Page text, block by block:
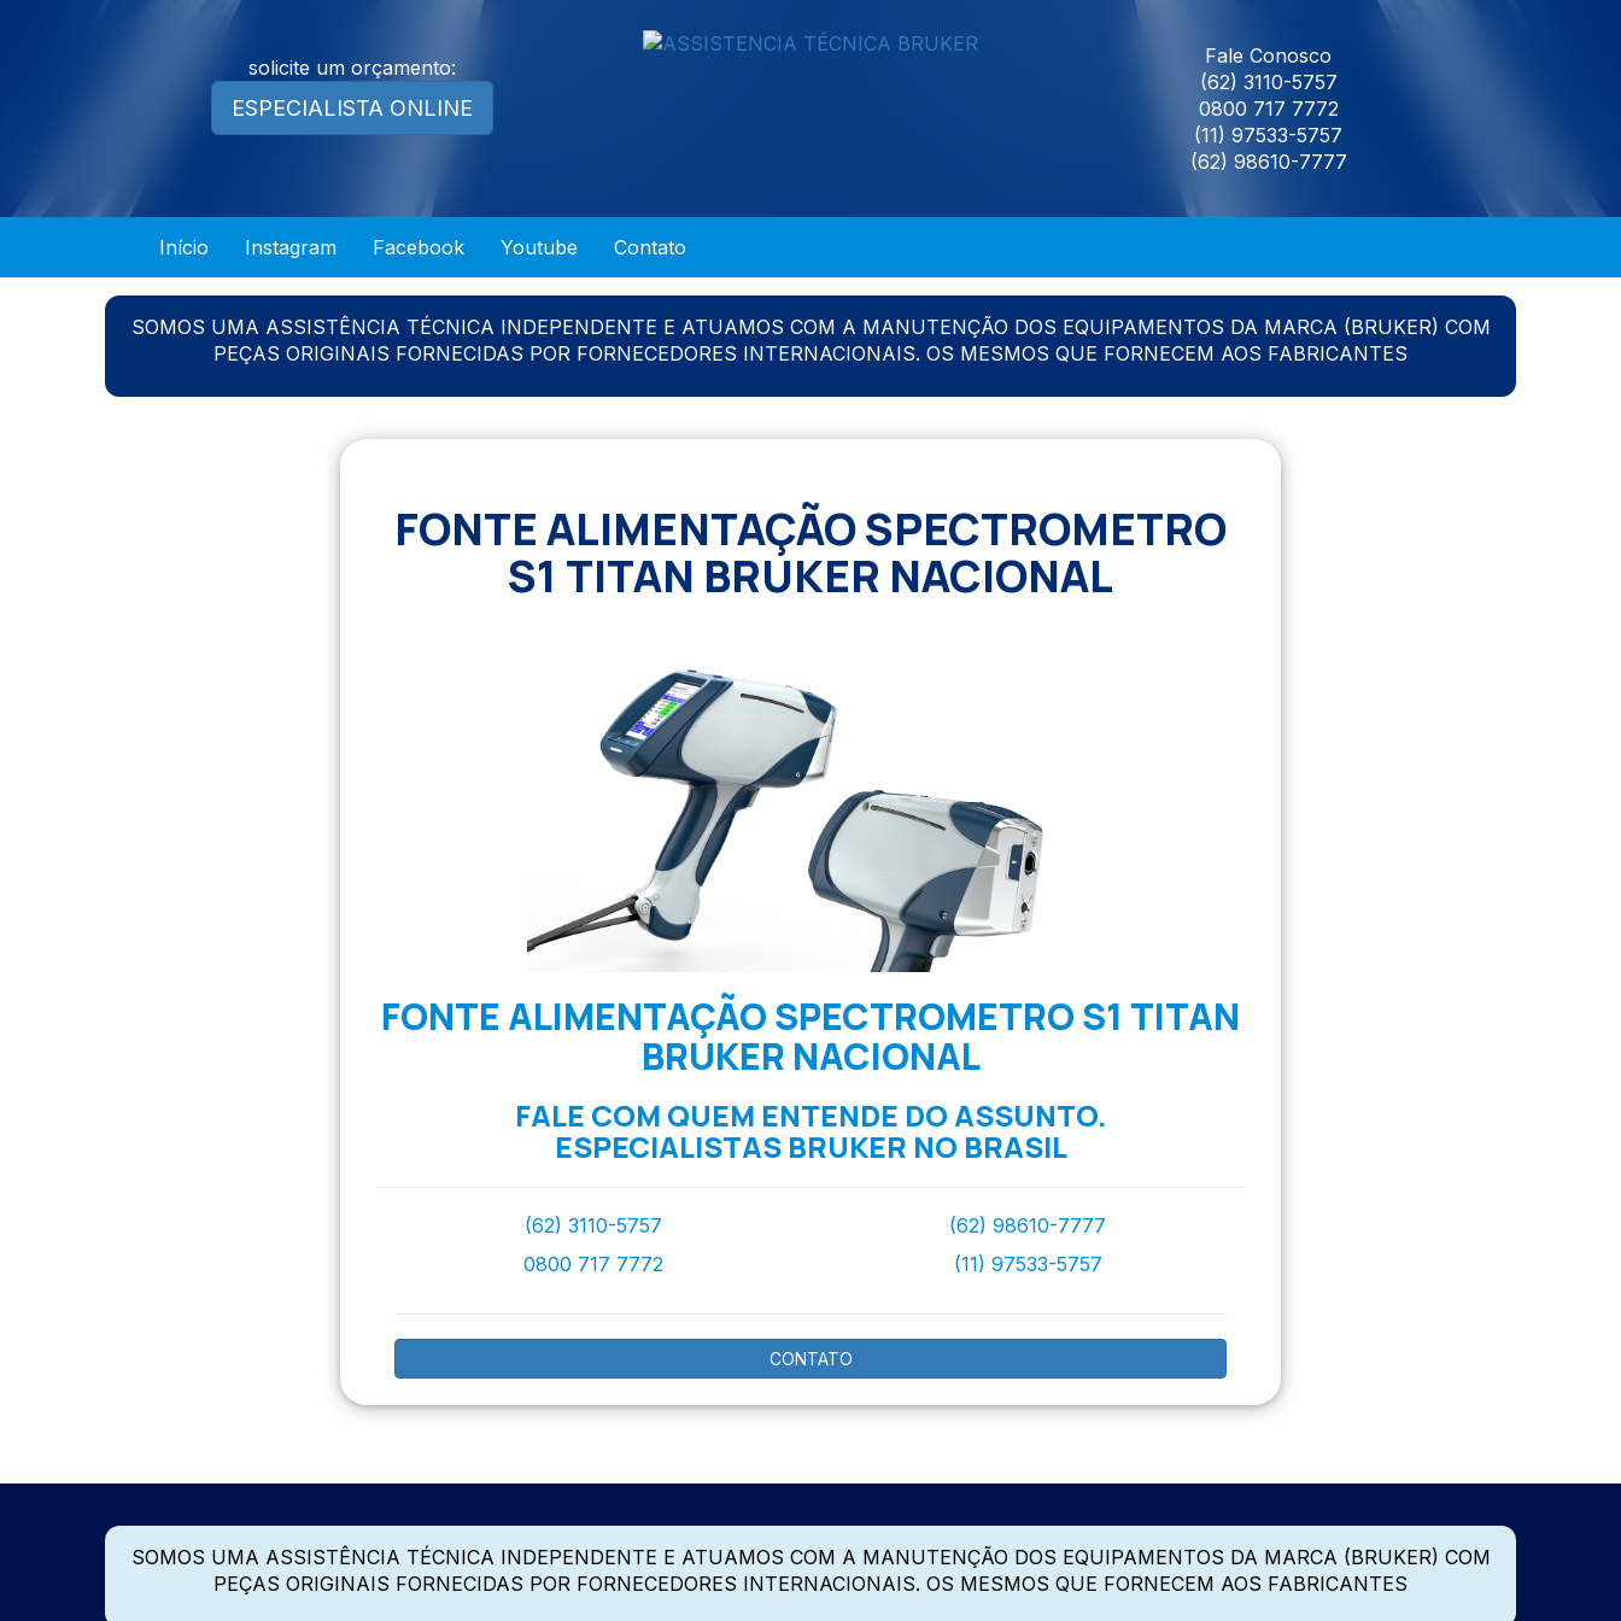
solicite um orçamento:
ESPECIALISTA ONLINE
Fale Conosco
(62) 3110-5757
0800 717 7772
(11) 97533-5757
(62) 98610-7777
Início Instagram Facebook Youtube Contato
SOMOS UMA ASSISTÊNCIA TÉCNICA INDEPENDENTE E ATUAMOS COM A MANUTENÇÃO DOS EQUIPAMENTOS DA MARCA (BRUKER) COM
PEÇAS ORIGINAIS FORNECIDAS POR FORNECEDORES INTERNACIONAIS. OS MESMOS QUE FORNECEM AOS FABRICANTES
FONTE ALIMENTAÇÃO SPECTROMETRO
S1 TITAN BRUKER NACIONAL
FONTE ALIMENTAÇÃO SPECTROMETRO S1 TITAN
BRUKER NACIONAL
FALE COM QUEM ENTENDE DO ASSUNTO.
ESPECIALISTAS BRUKER NO BRASIL
(62) 3110-5757
0800 717 7772
(62) 98610-7777
(11) 97533-5757
CONTATO
SOMOS UMA ASSISTÊNCIA TÉCNICA INDEPENDENTE E ATUAMOS COM A MANUTENÇÃO DOS EQUIPAMENTOS DA MARCA (BRUKER) COM
PEÇAS ORIGINAIS FORNECIDAS POR FORNECEDORES INTERNACIONAIS. OS MESMOS QUE FORNECEM AOS FABRICANTES